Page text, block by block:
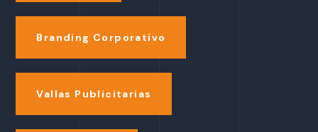
Branding Corporativo
Vallas Publicitarias